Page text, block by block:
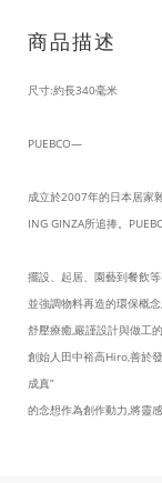
商品描述
尺寸:約長340毫米
PUEBCO—
成立於2007年的日本居家
ING GINZA所追捧。
擺設、起居、園藝到餐飲
並強調物料再造的環保概
舒壓療癒,嚴謹設計與做工
創始人田中裕高Hiro,善於
成真”
的念想作為創作動力,將靈